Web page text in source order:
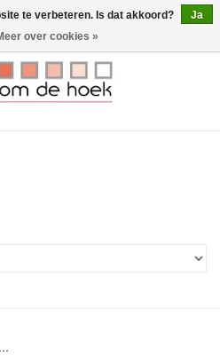
0 Artikelen - €0,00
te verbeteren. Is dat akkoord?
Ja
over cookies »